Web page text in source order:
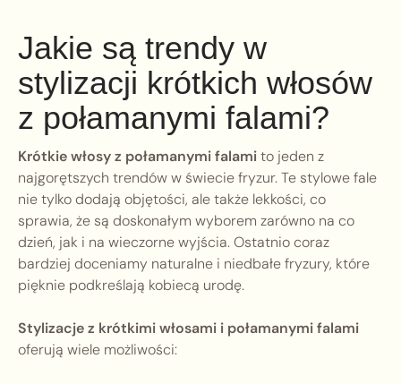
Jakie są trendy w
stylizacji krótkich włosów
z połamanymi falami?
Krótkie włosy z połamanymi falamito jeden z
najgorętszych trendów w świecie fryzur. Te stylowe fale
nie tylko dodają objętości, ale także lekkości, co
sprawia, że są doskonałym wyborem zarówno na co
dzień, jak i na wieczorne wyjścia. Ostatnio coraz
bardziej doceniamy naturalne i niedbałe fryzury, które
pięknie podkreślają kobiecą urodę.
Stylizacje z krótkimi włosami i połamanymi falami
oferują wiele możliwości: